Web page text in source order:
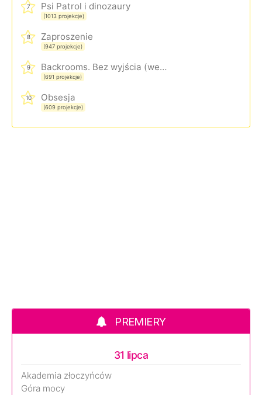
7 Psi Patrol i dinozaury
(1013 projekcje)
8 Zaproszenie
(947 projekcje)
9 Backrooms. Bez wyjścia (wersja rozszerzona)
(691 projekcje)
10 Obsesja
(609 projekcje)
PREMIERY
31 lipca
Akademia złoczyńców
Góra mocy